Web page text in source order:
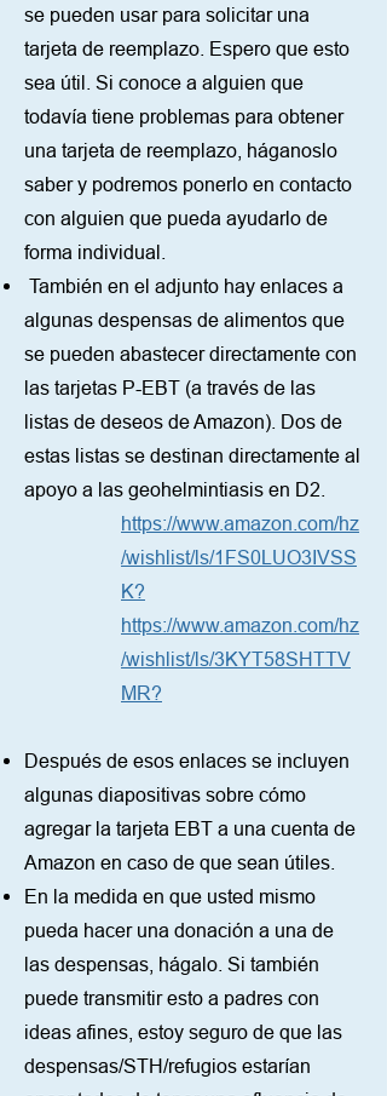
se pueden usar para solicitar una
tarjeta de reemplazo. Espero que esto
sea útil. Si conoce a alguien que
todavía tiene problemas para obtener
una tarjeta de reemplazo, háganoslo
saber y podremos ponerlo en contacto
con alguien que pueda ayudarlo de
forma individual.
También en el adjunto hay enlaces a
algunas despensas de alimentos que
se pueden abastecer directamente con
las tarjetas P-EBT (a través de las
listas de deseos de Amazon). Dos de
estas listas se destinan directamente al
apoyo a las geohelmintiasis en D2.
https://www.amazon.com/hz
/wishlist/ls/1FS0LUO3IVSS
K?
https://www.amazon.com/hz
/wishlist/ls/3KYT58SHTTV
MR?
Después de esos enlaces se incluyen
algunas diapositivas sobre cómo
agregar la tarjeta EBT a una cuenta de
Amazon en caso de que sean útiles.
En la medida en que usted mismo
pueda hacer una donación a una de
las despensas, hágalo. Si también
puede transmitir esto a padres con
ideas afines, estoy seguro de que las
despensas/STH/refugios estarían